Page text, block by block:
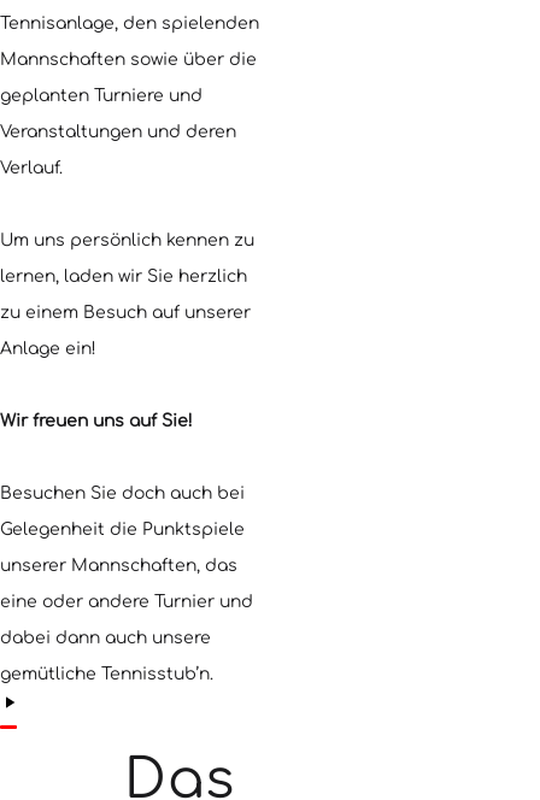
Tennisanlage, den spielenden
Mannschaften sowie über die
geplanten Turniere und
Veranstaltungen und deren
Verlauf.
Um uns persönlich kennen zu
lernen, laden wir Sie herzlich
zu einem Besuch auf unserer
Anlage ein!
Wir freuen uns auf Sie!
Besuchen Sie doch auch bei
Gelegenheit die Punktspiele
unserer Mannschaften, das
eine oder andere Turnier und
dabei dann auch unsere
gemütliche Tennisstub’n.
Das